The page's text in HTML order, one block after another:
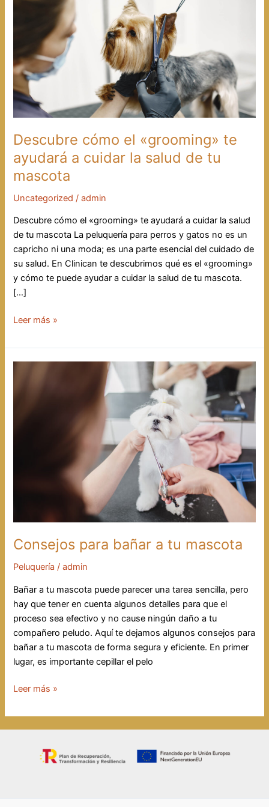
Descubre cómo el «grooming» te
ayudará a cuidar la salud de tu
mascota
Uncategorized /admin
Descubre cómo el «grooming» te ayudará a cuidar la salud
de tu mascota La peluquería para perros y gatos no es un
capricho ni una moda; es una parte esencial del cuidado de
su salud. En Clinican te descubrimos qué es el «grooming»
y cómo te puede ayudar a cuidar la salud de tu mascota.
[…]
Descubre
el
«grooming»
Leer más »
Consejos para bañar a tu mascota
Peluquería /admin
Bañar a tu mascota puede parecer una tarea sencilla, pero
hay que tener en cuenta algunos detalles para que el
proceso sea efectivo y no cause ningún daño a tu
compañero peludo. Aquí te dejamos algunos consejos para
bañar a tu mascota de forma segura y eficiente. En primer
lugar, es importante cepillar el pelo
Consejos
bañar
a
mascota
Leer más »